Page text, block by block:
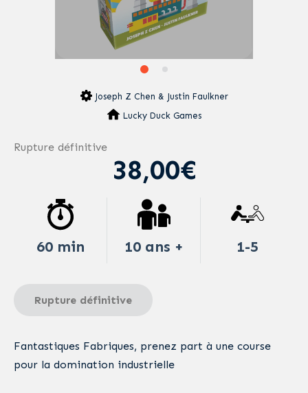
Joseph Z Chen & Justin Faulkner
Lucky Duck Games
Rupture définitive
38,00€
60 min 10 ans + 1-5
Rupture définitive
Fantastiques Fabriques, prenez part à une course
pour la domination industrielle